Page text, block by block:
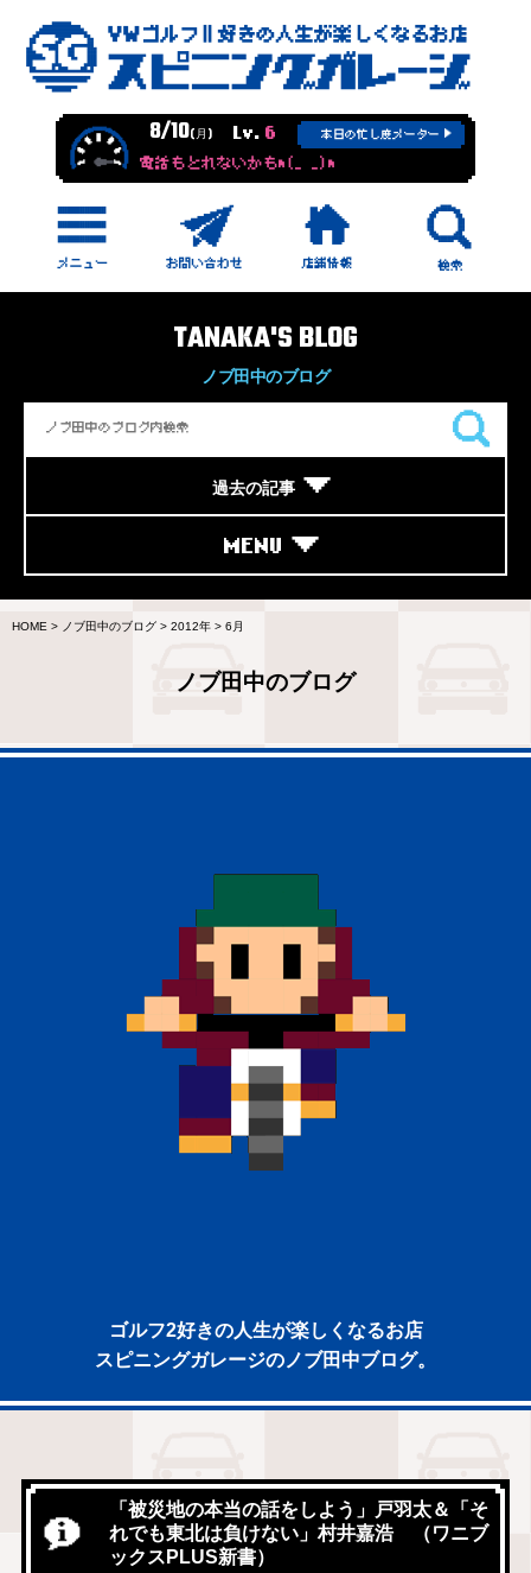
8/10(月) Lv. 6 本日の忙し度メーター
電話もとれないかもm(_ _)m
TANAKA'S BLOG
ノブ田中のブログ
過去の記事
MENU
HOME > ノブ田中のブログ > 2012年 > 6月
ノブ田中のブログ
ゴルフ2好きの人生が楽しくなるお店
スピニングガレージのノブ田中ブログ。
「被災地の本当の話をしよう」戸羽太＆「そ
れでも東北は負けない」村井嘉浩 （ワニブ
ックスPLUS新書）